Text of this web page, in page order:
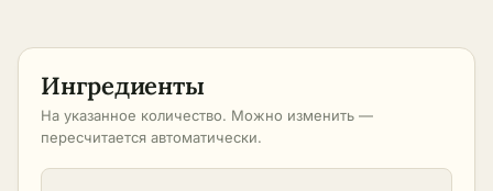
Ингредиенты
На указанное количество. Можно изменить —
пересчитается автоматически.